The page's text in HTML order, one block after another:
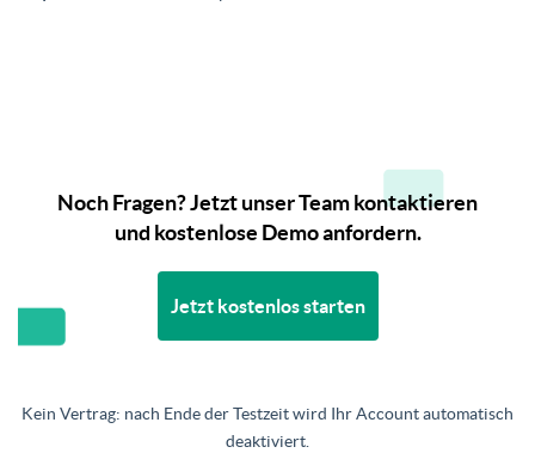
Noch Fragen? Jetzt unser Team kontaktieren
und kostenlose Demo anfordern.
Jetzt kostenlos starten
Kein Vertrag: nach Ende der Testzeit wird Ihr Account automatisch
deaktiviert.